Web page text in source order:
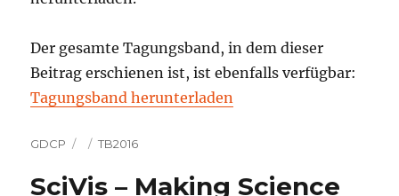
Der gesamte Tagungsband, in dem dieser
Beitrag erschienen ist, ist ebenfalls verfügbar:
Tagungsband herunterladen
Autor
GDCP
Veröffentlicht
Kategorien
TB2016
SciVis – Making Science